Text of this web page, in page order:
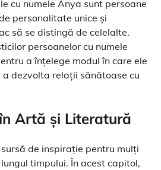
cu numele Anya sunt persoane
personalitate unice și
să se distingă de celelalte.
persoanelor cu numele
a înțelege modul în care ele
dezvolta relații sănătoase cu
Artă și Literatură
de inspirație pentru mulți
timpului. În acest capitol,